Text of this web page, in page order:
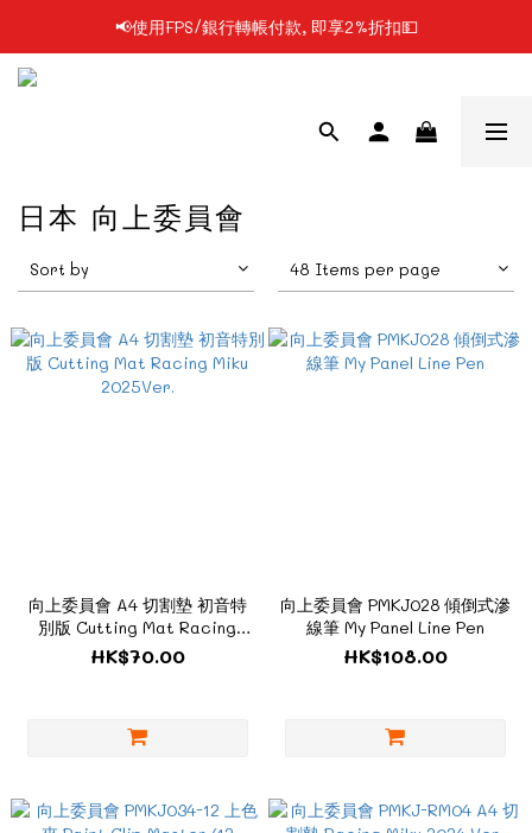
📢凡購物滿$199 順豐自提點免運費📦📦
📢使用FPS/銀行轉帳付款, 即享2%折扣💵
日本 向上委員會
Sort by 48 Items per page
向上委員會 A4 切割墊 初音特
別版 Cutting Mat Racing
Miku 2025Ver.
HK$70.00
向上委員會 PMKJ028 傾倒式滲
線筆 My Panel Line Pen
HK$108.00